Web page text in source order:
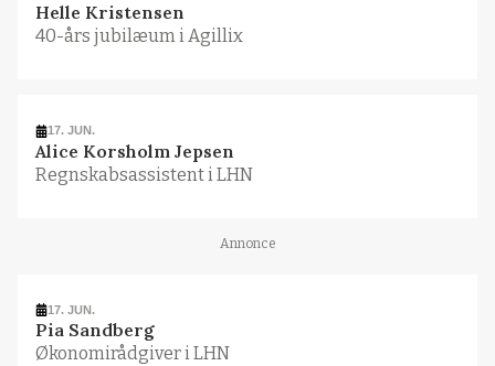
Helle Kristensen
40-års jubilæum i Agillix
17. JUN.
Alice Korsholm Jepsen
Regnskabsassistent i LHN
Annonce
17. JUN.
Pia Sandberg
Økonomirådgiver i LHN